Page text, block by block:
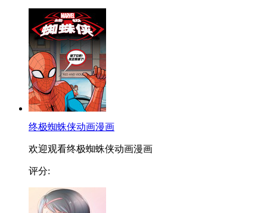
终极蜘蛛侠动画漫画
欢迎观看终极蜘蛛侠动画漫画
评分: